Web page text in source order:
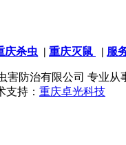
庆杀虫 | 重庆灭鼠 | 服
害防治有限公司 专业从
支持： 重庆卓光科技